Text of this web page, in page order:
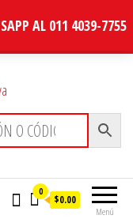
AL 011 4039-7755
Menú
0
$0.00